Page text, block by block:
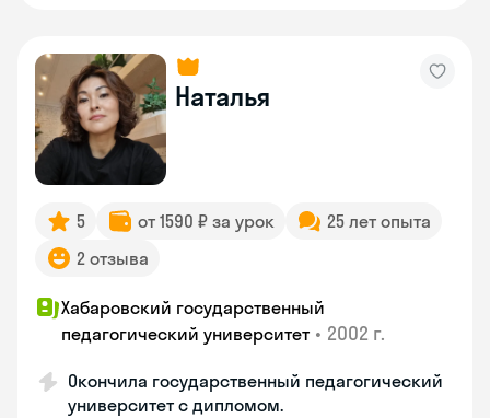
Наталья
5 от 1590 ₽ за урок
25 лет опыта
2 отзыва
Хабаровский государственный
педагогический университет • 2002 г.
Окончила государственный педагогический
университет с дипломом.